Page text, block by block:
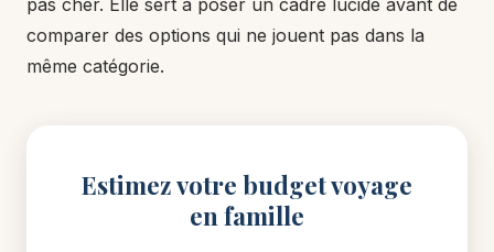
pas cher. Elle sert à poser un cadre lucide avant de
comparer des options qui ne jouent pas dans la
même catégorie.
Estimez votre budget voyage
en famille